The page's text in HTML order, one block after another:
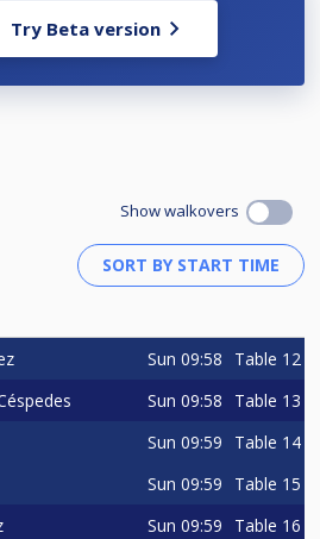
Try Beta version
Show walkovers
Sun 09:58 Table 12
Sun 09:58 Table 13
Sun 09:59 Table 14
Sun 09:59 Table 15
Sun 09:59 Table 16